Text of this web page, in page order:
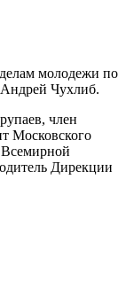
делам молодежи по
Андрей Чухлиб.
член
Московского
Всемирной
Дирекции